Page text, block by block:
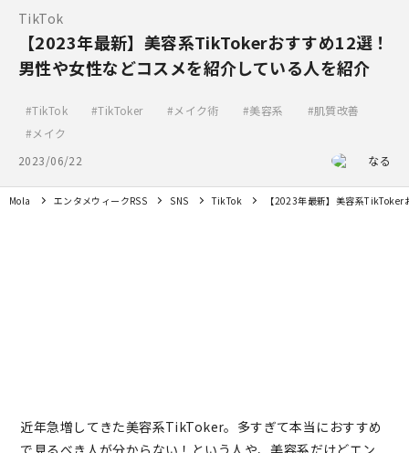
TikTok
【2023年最新】美容系TikTokerおすすめ12選！
男性や女性などコスメを紹介している人を紹介
TikTok TikToker メイク術 美容系
肌質改善
メイク
2023/06/22
なる
Mola エンタメウィークRSS SNS TikTok 【2023年最新】美容系
近年急増してきた美容系TikToker。多すぎて本当におすすめ
で見るべき人が分からない！という人や、美容系だけどエン